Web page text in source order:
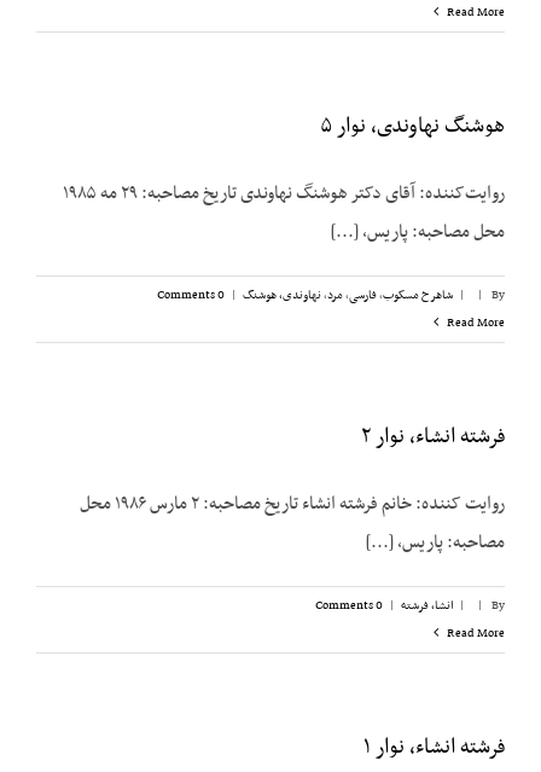
Read More
هوشنگ نهاوندی، نوار ۵
روایت‌کننده: آقای دکتر هوشنگ نهاوندی تاریخ مصاحبه: ۲۹ مه ۱۹۸۵
محل مصاحبه: پاریس، [...]
By
|
| شاهرخ مسکوب,فارسی,مرد,نهاوندی، هوشنگ |
0 Comments
Read More
فرشته انشاء، نوار ۲
روایت کننده: خانم فرشته انشاء تاریخ مصاحبه: ۲ مارس ۱۹۸۶ محل
مصاحبه: پاریس، [...]
By
|
| انشا، فرشته |
0 Comments
Read More
فرشته انشاء، نوار ۱